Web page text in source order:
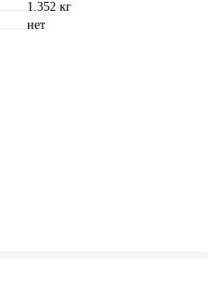
1.352 кг
нет